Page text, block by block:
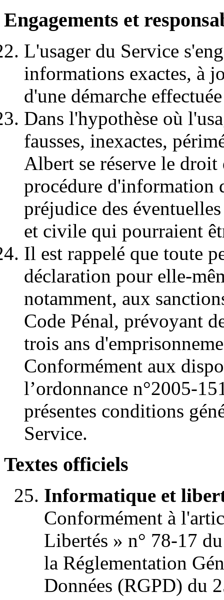
Engagements et
L'usager du Service
informations exactes, à
d'une démarche
Dans l'hypothèse où
fausses, inexactes,
Albert se réserve le
procédure d'information
préjudice des
et civile qui pourraient
Il est rappelé que toute
déclaration pour elle-
notamment, aux
Code Pénal, prévoyant
trois ans
Conformément aux
l’ordonnance n°2005-
présentes conditions
Service.
Textes officiels
Informatique et
Conformément à
Libertés » n° 78-17
la Réglementation
Données (RGPD) du